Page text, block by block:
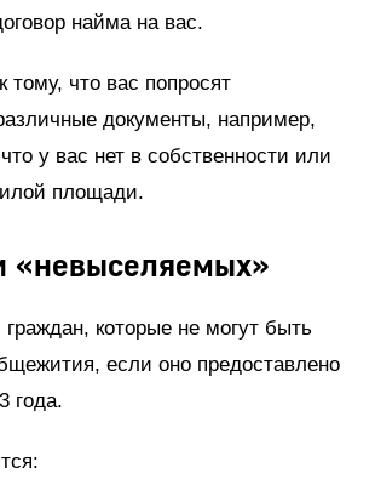
найма на вас.
тому, что вас попросят
документы, например,
у вас нет в собственности или
площади.
«невыселяемых»
граждан, которые не могут быть
если оно предоставлено
года.